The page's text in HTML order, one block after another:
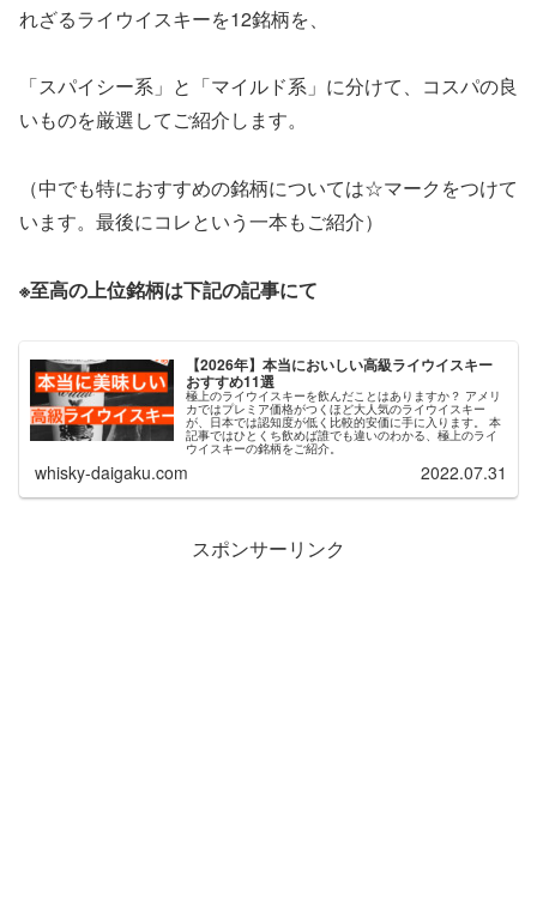
れざるライウイスキーを12銘柄を、
「スパイシー系」と「マイルド系」に分けて、コスパの良
いものを厳選してご紹介します。
（中でも特におすすめの銘柄については☆マークをつけて
います。最後にコレという一本もご紹介）
※至高の上位銘柄は下記の記事にて
【2026年】本当においしい高級ライウイスキー
おすすめ11選
極上のライウイスキーを飲んだことはありますか？ アメリ
カではプレミア価格がつくほど大人気のライウイスキー
が、日本では認知度が低く比較的安価に手に入ります。 本
記事ではひとくち飲めば誰でも違いのわかる、極上のライ
ウイスキーの銘柄をご紹介。
whisky-daigaku.com 2022.07.31
スポンサーリンク